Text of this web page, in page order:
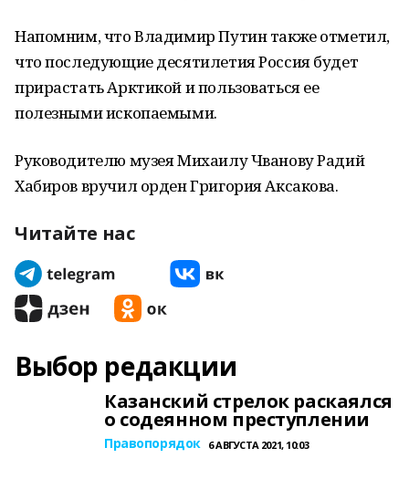
Напомним, что Владимир Путин также отметил,
что последующие десятилетия Россия будет
прирастать Арктикой и пользоваться ее
полезными ископаемыми.
Руководителю музея Михаилу Чванову Радий
Хабиров вручил орден Григория Аксакова.
Читайте нас
Выбор редакции
Казанский стрелок раскаялся
о содеянном преступлении
Правопорядок 6 АВГУСТА 2021, 10:03